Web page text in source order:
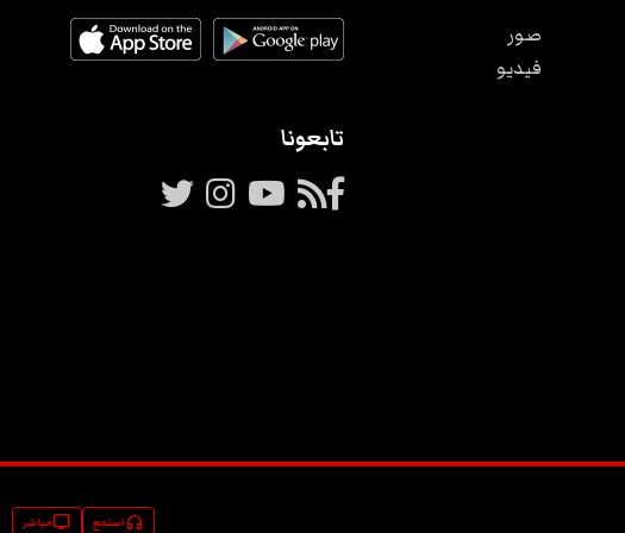
صور
فيديو
تابعونا
headphones استمع tvمباشر